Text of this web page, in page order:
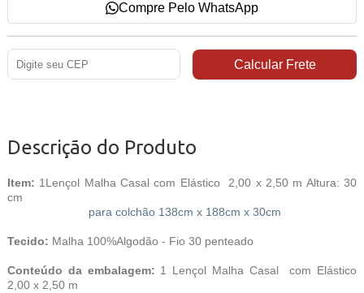
Compre Pelo WhatsApp
Descrição do Produto
Item: 1Lençol Malha Casal com Elástico 2,00 x 2,50 m Altura: 30
cm
para colchão 138cm x 188cm x 30cm
Tecido: Malha 100%Algodão - Fio 30 penteado
Conteúdo da embalagem: 1 Lençol Malha Casal com Elástico
2,00 x 2,50 m